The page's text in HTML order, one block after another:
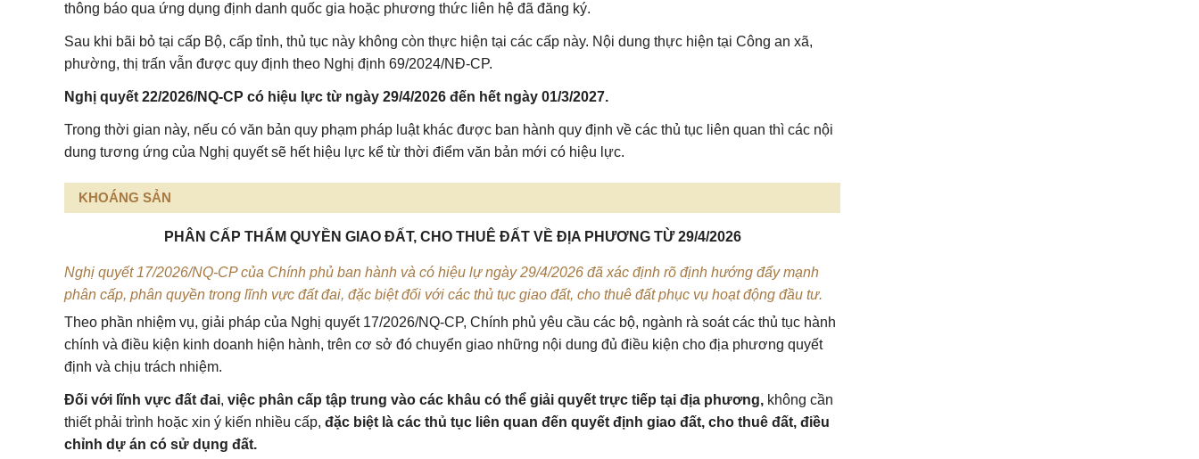
thông báo qua ứng dụng định danh quốc gia hoặc phương thức liên hệ đã đăng ký.
Sau khi bãi bỏ tại cấp Bộ, cấp tỉnh, thủ tục này không còn thực hiện tại các cấp này. Nội dung thực hiện tại Công an xã,
phường, thị trấn vẫn được quy định theo Nghị định 69/2024/NĐ-CP.
Nghị quyết 22/2026/NQ-CP có hiệu lực từ ngày 29/4/2026 đến hết ngày 01/3/2027.
Trong thời gian này, nếu có văn bản quy phạm pháp luật khác được ban hành quy định về các thủ tục liên quan thì các nội
dung tương ứng của Nghị quyết sẽ hết hiệu lực kể từ thời điểm văn bản mới có hiệu lực.
KHOÁNG SẢN
PHÂN CẤP THẨM QUYỀN GIAO ĐẤT, CHO THUÊ ĐẤT VỀ ĐỊA PHƯƠNG TỪ 29/4/2026
Nghị quyết 17/2026/NQ-CP của Chính phủ ban hành và có hiệu lự ngày 29/4/2026 đã xác định rõ định hướng đẩy mạnh
phân cấp, phân quyền trong lĩnh vực đất đai, đặc biệt đối với các thủ tục giao đất, cho thuê đất phục vụ hoạt động đầu tư.
Theo phần nhiệm vụ, giải pháp của Nghị quyết 17/2026/NQ-CP, Chính phủ yêu cầu các bộ, ngành rà soát các thủ tục hành
chính và điều kiện kinh doanh hiện hành, trên cơ sở đó chuyển giao những nội dung đủ điều kiện cho địa phương quyết
định và chịu trách nhiệm.
Đối với lĩnh vực đất đai, việc phân cấp tập trung vào các khâu có thể giải quyết trực tiếp tại địa phương, không cần
thiết phải trình hoặc xin ý kiến nhiều cấp, đặc biệt là các thủ tục liên quan đến quyết định giao đất, cho thuê đất, điều
chỉnh dự án có sử dụng đất.